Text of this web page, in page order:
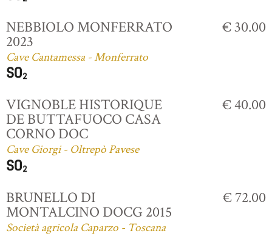
NEBBIOLO MONFERRATO
2023
Cave Cantamessa - Monferrato
€ 30.00
VIGNOBLE HISTORIQUE
DE BUTTAFUOCO CASA
CORNO DOC
Cave Giorgi - Oltrepò Pavese
€ 40.00
BRUNELLO DI
MONTALCINO DOCG 2015
Società agricola Caparzo - Toscana
€ 72.00